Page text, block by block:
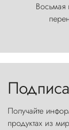
Восьмая
Торрес-
Получайте
продуктах из